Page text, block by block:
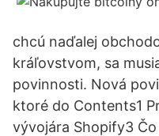
chcú naďalej
kráľovstvom, sa
povinnosti. Nová
ktoré do Contents1
vývojára Shopify3